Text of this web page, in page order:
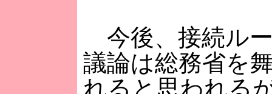
今後、接続ル
議論は総務省を
れると思われる